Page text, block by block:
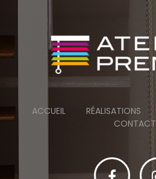
ACCUEIL RÉALISATIONS
CONTACT